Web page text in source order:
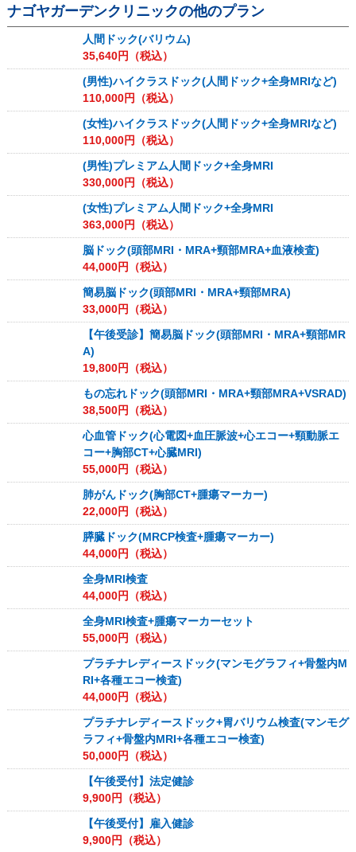
ナゴヤガーデンクリニックの他のプラン
人間ドック(バリウム)
35,640円（税込）
(男性)ハイクラスドック(人間ドック+全身MRIなど)
110,000円（税込）
(女性)ハイクラスドック(人間ドック+全身MRIなど)
110,000円（税込）
(男性)プレミアム人間ドック+全身MRI
330,000円（税込）
(女性)プレミアム人間ドック+全身MRI
363,000円（税込）
脳ドック(頭部MRI・MRA+頸部MRA+血液検査)
44,000円（税込）
簡易脳ドック(頭部MRI・MRA+頸部MRA)
33,000円（税込）
【午後受診】簡易脳ドック(頭部MRI・MRA+頸部MR
A)
19,800円（税込）
もの忘れドック(頭部MRI・MRA+頸部MRA+VSRAD)
38,500円（税込）
心血管ドック(心電図+血圧脈波+心エコー+頸動脈エ
コー+胸部CT+心臓MRI)
55,000円（税込）
肺がんドック(胸部CT+腫瘍マーカー)
22,000円（税込）
膵臓ドック(MRCP検査+腫瘍マーカー)
44,000円（税込）
全身MRI検査
44,000円（税込）
全身MRI検査+腫瘍マーカーセット
55,000円（税込）
プラチナレディースドック(マンモグラフィ+骨盤内M
RI+各種エコー検査)
44,000円（税込）
プラチナレディースドック+胃バリウム検査(マンモグ
ラフィ+骨盤内MRI+各種エコー検査)
50,000円（税込）
【午後受付】法定健診
9,900円（税込）
【午後受付】雇入健診
9,900円（税込）